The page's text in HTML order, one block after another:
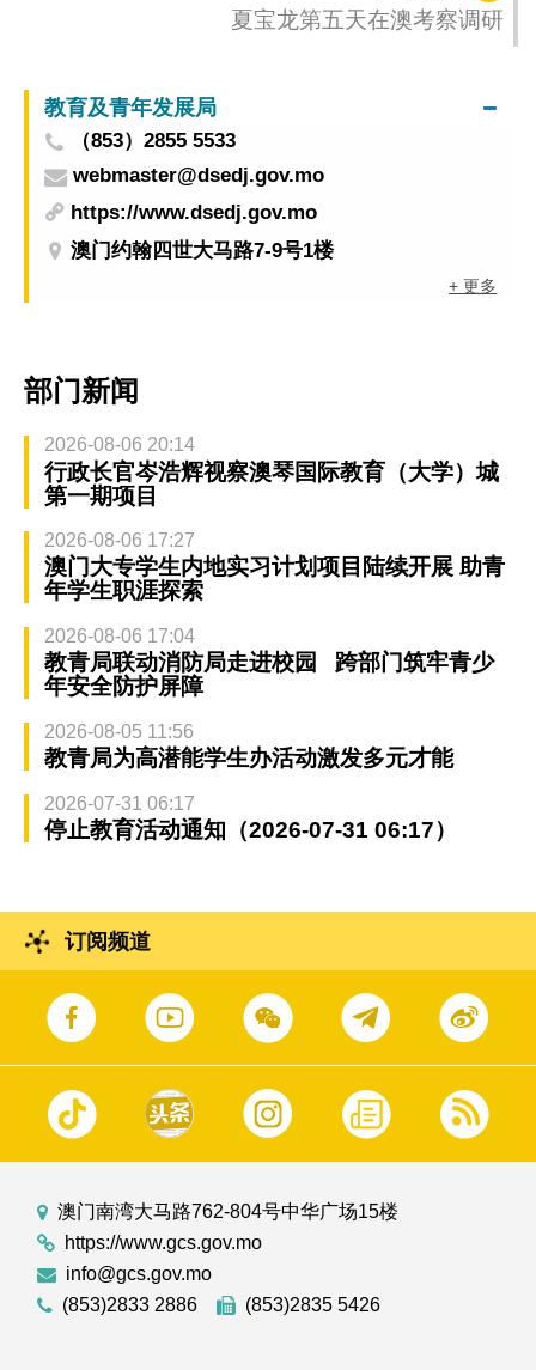
夏宝龙第五天在澳考察调研
教育及青年发展局
（853）2855 5533
webmaster@dsedj.gov.mo
https://www.dsedj.gov.mo
澳门约翰四世大马路7-9号1楼
+ 更多
部门新闻
2026-08-06 20:14
行政长官岑浩辉视察澳琴国际教育（大学）城
第一期项目
2026-08-06 17:27
澳门大专学生内地实习计划项目陆续开展 助青
年学生职涯探索
2026-08-06 17:04
教青局联动消防局走进校园 跨部门筑牢青少
年安全防护屏障
2026-08-05 11:56
教青局为高潜能学生办活动激发多元才能
2026-07-31 06:17
停止教育活动通知（2026-07-31 06:17）
订阅频道
澳门南湾大马路762-804号中华广场15楼
https://www.gcs.gov.mo
info@gcs.gov.mo
(853)2833 2886
(853)2835 5426